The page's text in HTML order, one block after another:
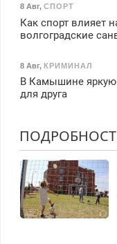
8 Авг, СПОРТ
Как спорт влияет
волгоградские
8 Авг, КРИМИНАЛ
В Камышине яркую
для друга